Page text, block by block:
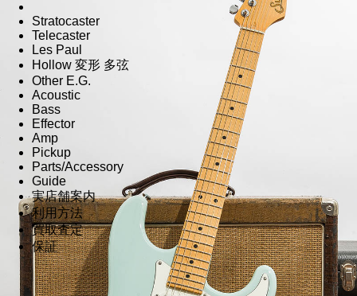
Stratocaster
Telecaster
Les Paul
Hollow 変形 多弦
Other E.G.
Acoustic
Bass
Effector
Amp
Pickup
Parts/Accessory
Guide
実店舗案内
利用方法
買取査定
保証